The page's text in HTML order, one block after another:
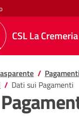
CSL La Cremeria
la
Pagamenti
Dati sui Pagamenti